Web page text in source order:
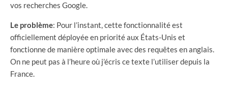
vos recherches Google.
Le problème: Pour l’instant, cette fonctionnalité est
officiellement déployée en priorité aux États-Unis et
fonctionne de manière optimale avec des requêtes en anglais.
On ne peut pas à l’heure où j’écris ce texte l’utiliser depuis la
France.